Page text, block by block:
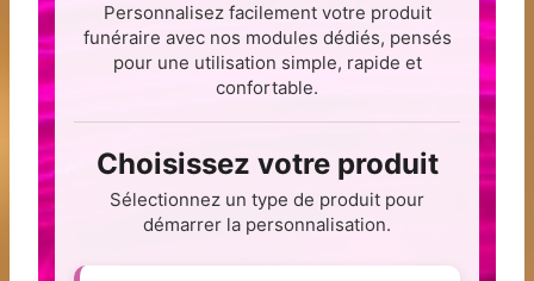
Personnalisez facilement votre produit
funéraire avec nos modules dédiés, pensés
pour une utilisation simple, rapide et
confortable.
Choisissez votre produit
Sélectionnez un type de produit pour
démarrer la personnalisation.